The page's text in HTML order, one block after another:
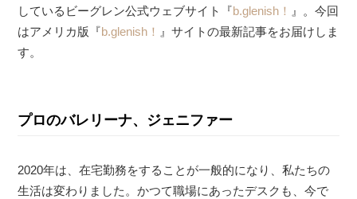
しているビーグレン公式ウェブサイト『b.glenish！ 』。今回
はアメリカ版『b.glenish！ 』サイトの最新記事をお届けしま
す。
プロのバレリーナ、ジェニファー
2020年は、在宅勤務をすることが一般的になり、私たちの
生活は変わりました。かつて職場にあったデスクも、今で